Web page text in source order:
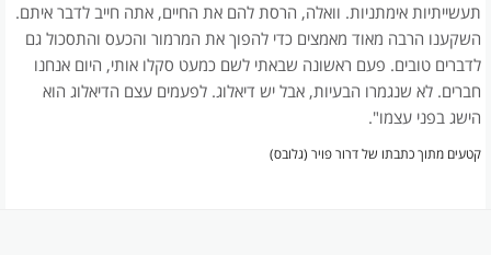
תעשייתיות אימתניות. וואלה, הרסת להם את החיים, אתה חייב לדבר איתם.
השקענו הרבה מאוד מאמצים כדי להפוך את המרמור והכעס והתסכול גם
לדברים טובים. פעם ראשונה שבאתי לשם כמעט סקלו אותי, היום אנחנו
חברים. לא שנגמרו הבעיות, אבל יש דיאלוג. לפעמים עצם הדיאלוג הוא
הישג בפני עצמו".
קטעים מתוך כתבתו של דרור פויר (גלובס)